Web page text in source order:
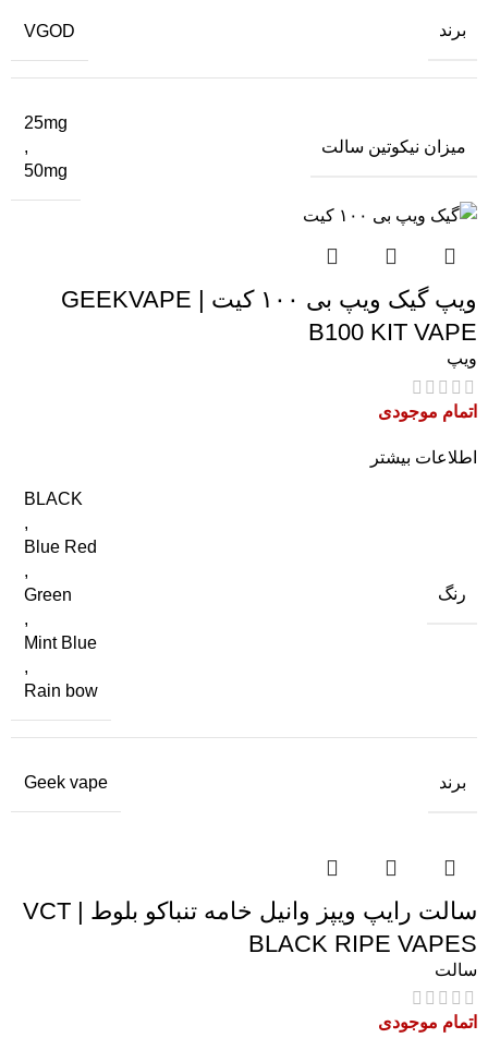
برند VGOD
میزان نیکوتین سالت
25mg
,
50mg
ویپ گیک ویپ بی ۱۰۰ کیت | GEEKVAPE
B100 KIT VAPE
ویپ
اتمام موجودی
اطلاعات بیشتر
رنگ
BLACK
,
Blue Red
,
Green
,
Mint Blue
,
Rain bow
برند Geek vape
سالت رایپ ویپز وانیل خامه تنباکو بلوط | VCT
BLACK RIPE VAPES
سالت
اتمام موجودی